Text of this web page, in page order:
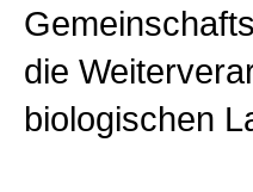
die
biologischen